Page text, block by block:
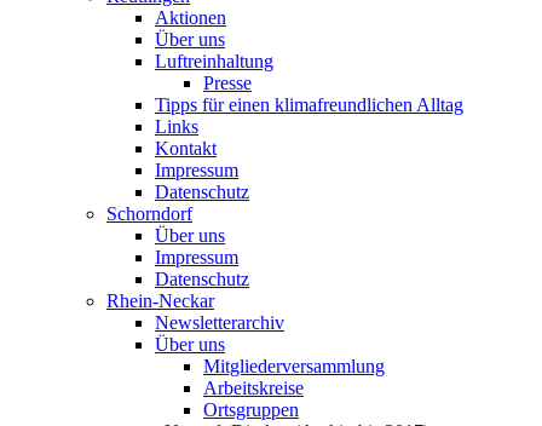
Aktionen
Über uns
Luftreinhaltung
Presse
Tipps für einen klimafreundlichen Alltag
Links
Kontakt
Impressum
Datenschutz
Schorndorf
Über uns
Impressum
Datenschutz
Rhein-Neckar
Newsletterarchiv
Über uns
Mitgliederversammlung
Arbeitskreise
Ortsgruppen